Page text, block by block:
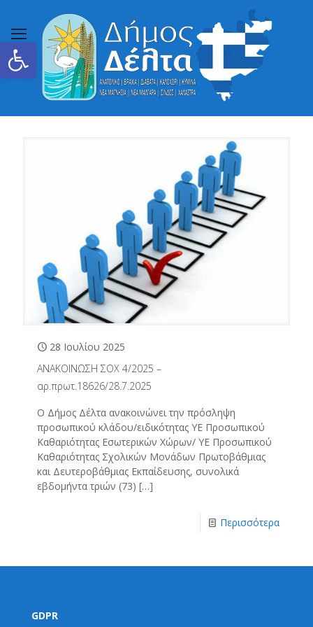
Ανοίξτε τη γραμμή εργαλείων
28 Ιουλίου 2025
ΑΝΑΚΟΙΝΩΣΗ ΣΟΧ 4/2025 –
αρ.πρωτ.18626/28.7.2025
Ο Δήμος Δέλτα ανακοινώνει την πρόσληψη
προσωπικού κλάδου/ειδικότητας ΥΕ Προσωπικού
Καθαριότητας Εσωτερικών Χώρων/ ΥΕ Προσωπικού
Καθαριότητας Σχολικών Μονάδων Πρωτοβάθμιας
και Δευτεροβάθμιας Εκπαίδευσης, συνολικά
εβδομήντα τριών (73) […]
Περισσότερα
GDPR